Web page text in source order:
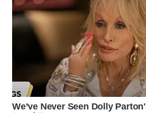
WN
GORONTALO
WN
MALUKU